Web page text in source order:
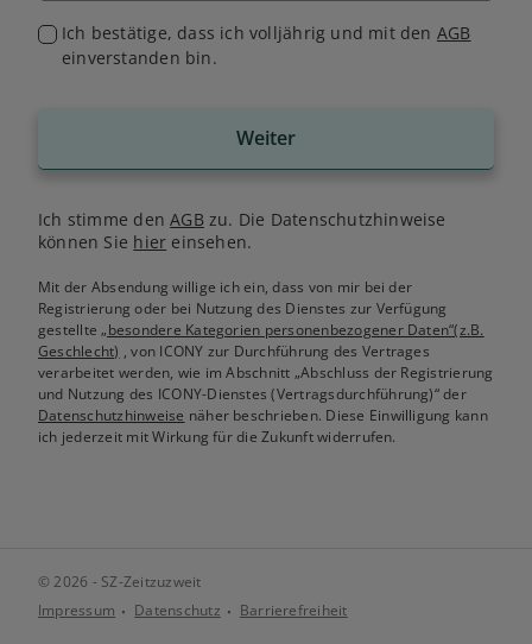
Ich bestätige, dass ich volljährig und mit den AGB
einverstanden bin.
Weiter
Ich stimme denAGB zu. Die Datenschutzhinweise
können Sie hier einsehen.
Mit der Absendung willige ich ein, dass von mir bei der
Registrierung oder bei Nutzung des Dienstes zur Verfügung
gestellte„besondere Kategorien personenbezogener Daten“(z.B.
Geschlecht) , von ICONY zur Durchführung des Vertrages
verarbeitet werden, wie im Abschnitt „Abschluss der Registrierung
und Nutzung des ICONY-Dienstes (Vertragsdurchführung)“ der
Datenschutzhinweise näher beschrieben. Diese Einwilligung kann
ich jederzeit mit Wirkung für die Zukunft widerrufen.
© 2026 - SZ-Zeitzuzweit
Impressum
Datenschutz Barrierefreiheit